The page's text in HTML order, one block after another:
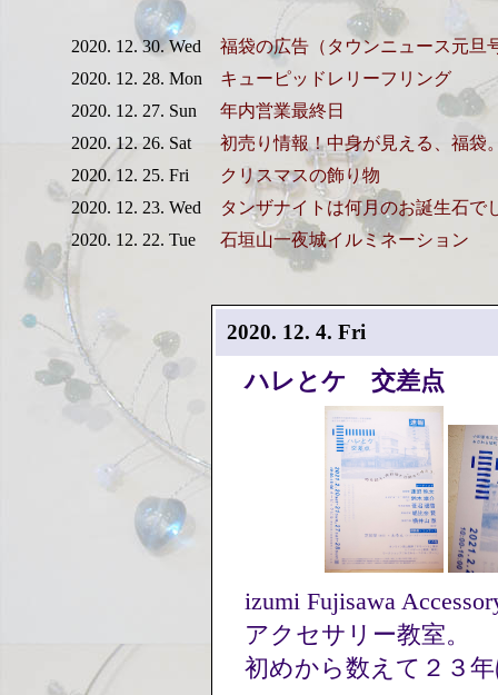
2020. 12. 30. Wed
福袋の広告（タウンニュース元旦
2020. 12. 28. Mon
キューピッドレリーフリング
2020. 12. 27. Sun
年内営業最終日
2020. 12. 26. Sat
初売り情報！中身が見える、福袋
2020. 12. 25. Fri
クリスマスの飾り物
2020. 12. 23. Wed
タンザナイトは何月のお誕生石で
2020. 12. 22. Tue
石垣山一夜城イルミネーション
2020. 12. 4. Fri
ハレとケ 交差点
izumi Fujisawa
アクセサリー教室。
初めから数えて２３